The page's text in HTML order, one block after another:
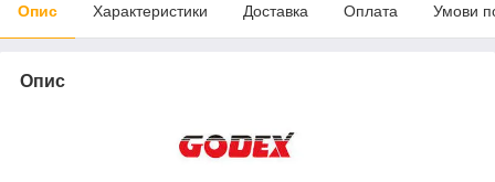
Опис Характеристики Доставка Оплата Умови
Опис